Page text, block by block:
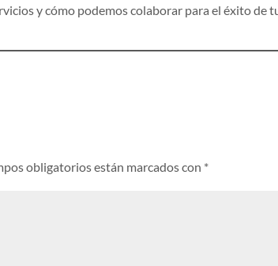
y cómo podemos colaborar para el éxito de
obligatorios están marcados con *